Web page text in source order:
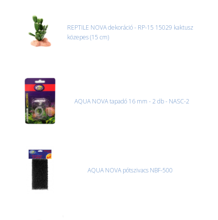
új élőlények
ÉLŐ ÉDESVÍZI
ÉLŐ TENGERI
NÖVÉNYEK
EGYÉB
EXTRA AKCIÓK
REPTILE NOVA dekoráció - RP-15 15029 kaktusz
közepes (15 cm)
AQUA NOVA tapadó 16 mm - 2 db - NASC-2
AQUA NOVA pótszivacs NBF-500